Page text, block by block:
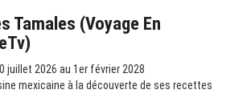
Tamales (Voyage En
juillet 2026 au 1er février 2028
mexicaine à la découverte de ses recettes